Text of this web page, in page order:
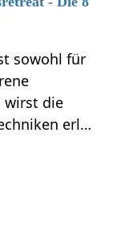
sowohl für
wirst die
erl…